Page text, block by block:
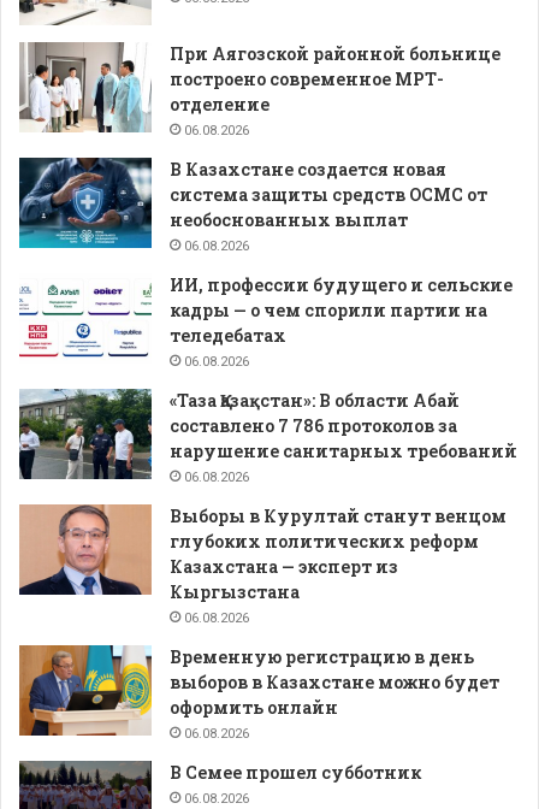
При Аягозской районной больнице
построено современное МРТ-
отделение
06.08.2026
В Казахстане создается новая
система защиты средств ОСМС от
необоснованных выплат
06.08.2026
ИИ, профессии будущего и сельские
кадры — о чем спорили партии на
теледебатах
06.08.2026
«Таза Қазақстан»: В области Абай
составлено 7 786 протоколов за
нарушение санитарных требований
06.08.2026
Выборы в Курултай станут венцом
глубоких политических реформ
Казахстана — эксперт из
Кыргызстана
06.08.2026
Временную регистрацию в день
выборов в Казахстане можно будет
оформить онлайн
06.08.2026
В Семее прошел субботник
06.08.2026